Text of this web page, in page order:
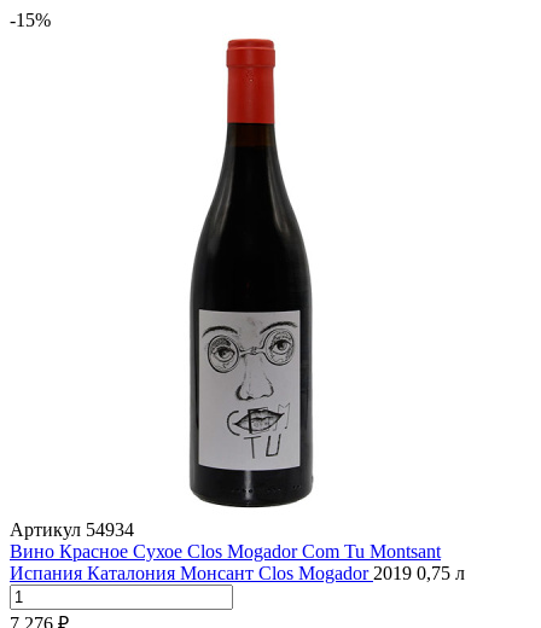
-15%
Артикул 54934
Вино Красное Сухое Clos Mogador Com Tu Montsant
Испания Каталония Монсант Clos Mogador 2019 0,75 л
7 276 ₽